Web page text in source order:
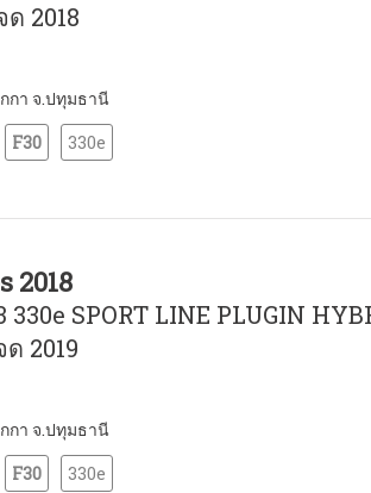
ด 2018
กา จ.ปทุมธานี
F30 330e
2018
330e SPORT LINE PLUGIN
ด 2019
กา จ.ปทุมธานี
F30 330e